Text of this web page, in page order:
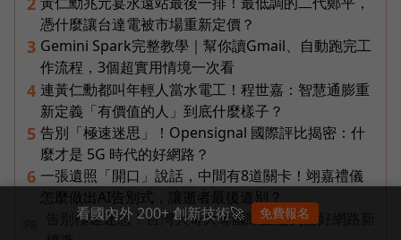
憑什麼讓台達電被市場重新定價？
3 Gemini Spark完整教學｜幫你讀Gmail、自動跑完工
作流程，3個超實用情境一次看
4 連黃仁勳都叫年輕人當水電工！程世嘉：智慧通膨重
新定義「有價值的人」到底什麼樣子？
5 告別「極速迷思」！Opensignal 國際評比揭密：什
麼才是 5G 時代的好網路？
6 一張遺照「開口」說話，中間有8道關卡！翊嘉禮儀
怎麼做出AI告別式，讓逝者最後道別？
告別極速迷思！台灣大哥大奪國際雙冠揭密好網路新
看國內外 200+ 創新技術🚀 免費報名